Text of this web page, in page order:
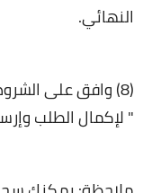
النهائي.
(8) وافق على
" لإكمال الطلب